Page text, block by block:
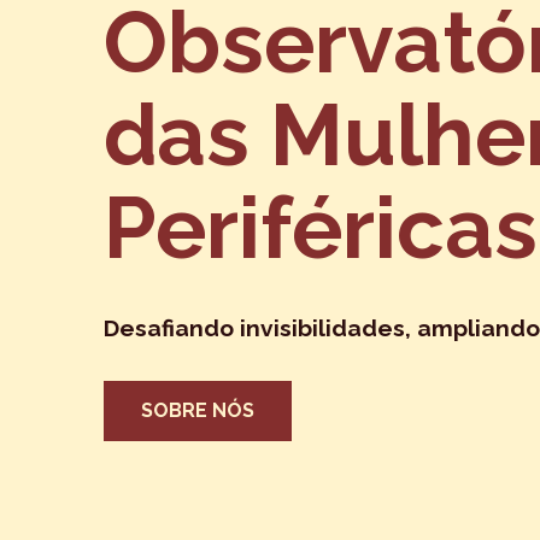
das
Periféricas
Desafiando invisibilidades,
SOBRE NÓS